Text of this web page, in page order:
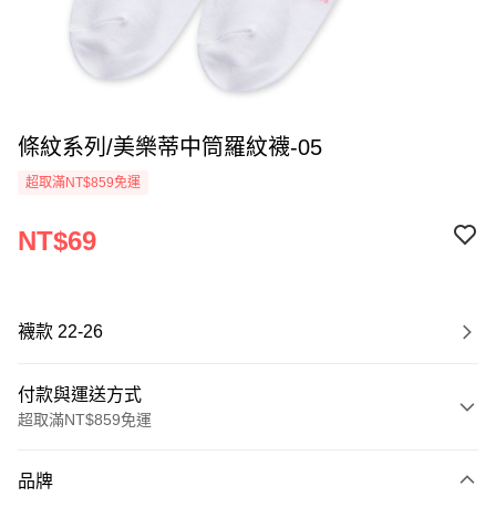
條紋系列/美樂蒂中筒羅紋襪-05
超取滿NT$859免運
NT$69
襪款 22-26
付款與運送方式
超取滿NT$859免運
信用卡一次付款
品牌